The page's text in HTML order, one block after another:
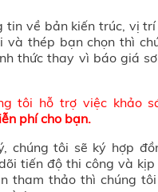
tin về bản kiến trúc, vị
và thép bạn chọn thì
thức thay vì báo giá
tôi hỗ trợ việc khảo
phí cho bạn.
chúng tôi sẽ ký hợp
tiến độ thi công và kịp
tham thảo thì chúng